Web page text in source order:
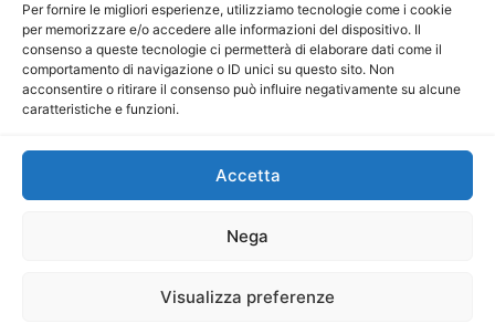
Per fornire le migliori esperienze, utilizziamo tecnologie come i cookie
per memorizzare e/o accedere alle informazioni del dispositivo. Il
consenso a queste tecnologie ci permetterà di elaborare dati come il
comportamento di navigazione o ID unici su questo sito. Non
acconsentire o ritirare il consenso può influire negativamente su alcune
caratteristiche e funzioni.
Accetta
Nega
Visualizza preferenze
Direttore Editoriale: Maurizio Scaglione
Direttore Responsabile: Maria Calabrese
P.IVA: 06334930820
Mercurio Comunicazione Società Cooperativa a r.l. è
iscritta al Registro degli Operatori di Comunicazione al
Sito gestito daLa Digitale srl–info@ladigitale.it